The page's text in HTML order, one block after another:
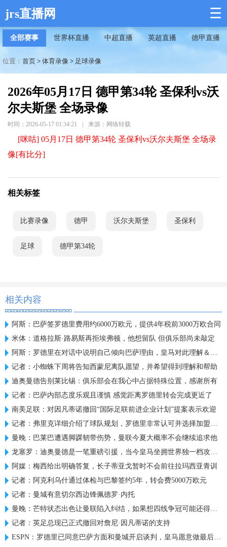
jrs直播网 ☰
全部赛事 世界杯直播 中超直播 英超直播 德甲直播
位置： 首页 > 体育录像 > 足球录像
2026年05月17日 德甲第34轮 圣保利vs沃
尔夫斯堡 全场录像
时间：2026-05-17 01:34:21 来源：网络转载
[咪咕] 05月17日 德甲第34轮 圣保利vs沃尔夫斯堡 全场录
像[有比分]
相关标签
比赛录像 德甲 沃尔夫斯堡 圣保利
足球 德甲第34轮
相关内容
阿斯：巴萨签罗德里费用约6000万欧元，提供4年税前3000万欧合同
米体：道格拉斯·路易斯再拒埃弗顿，他想留队 但俱乐部尚未敲定
阿斯：罗德里在对话中说明自己倾向巴萨理由，皇马对此理解＆祝好
记者：小蜘蛛下周将告知西蒙尼离队愿望，并希望得到理解和帮助
迪奥曼德告别莱比锡：俱乐部会在我心中占据特殊位置，感谢所有
记者：巴萨内部态度乐观且谨慎 感觉距离罗德里转会完成更近了
南美足联：对因凡蒂诺撤回“国际足联前进企业计划”提案表示欢迎
记者：弗里克详细介绍了球队规划，罗德里非常认可并选择加盟巴萨
曼晚：巴莱巴遭遇脚踝韧带伤势，曼联今夏大概率不会继续追求他
龙塞罗：迪奥曼德是一笔重磅引援，当今皇马坐拥世界独一档攻击线
阿媒：梅西给出明确答复，长子蒂亚戈暂时不会前往拉玛西亚青训
记者：阿克利乌什通过体检与巴黎签约5年，转会费5000万欧元
记者：曼城有意切尔西边锋佩德罗·内托
曼晚：芒特状态出色让曼联陷入纠结，如果想四线争冠可能还得买人
记者：英足总现已正式撤回对詹尼·因凡蒂诺的支持
ESPN：罗德里已同意巴萨方面和曼城开启谈判，皇马愿意做最后尝试